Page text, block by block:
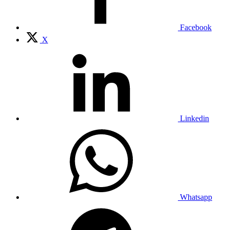
Facebook
X
Linkedin
Whatsapp